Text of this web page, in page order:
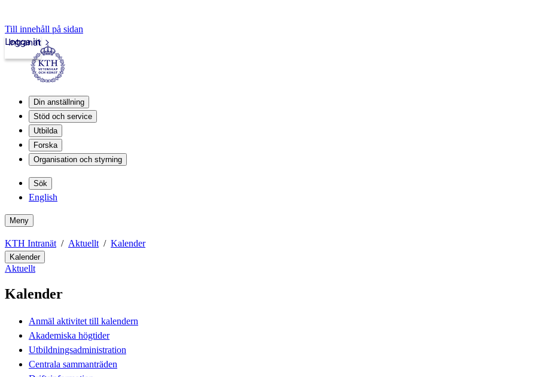
Till innehåll på sidan
Intranät
Logga in
Din anställning
Stöd och service
Utbilda
Forska
Organisation och styrning
Sök
English
Meny
KTH Intranät Aktuellt Kalender
Kalender
Aktuellt
Kalender
Anmäl aktivitet till kalendern
Akademiska högtider
Utbildningsadministration
Centrala sammanträden